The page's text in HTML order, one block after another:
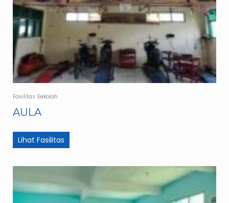
Fasilitas Sekolah
AULA
Lihat Fasilitas